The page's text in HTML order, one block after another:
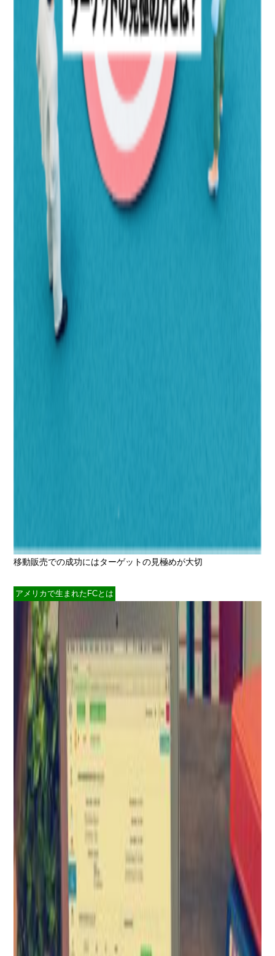
移動販売での成功にはターゲットの見極めが大切
アメリカで生まれたFCとは